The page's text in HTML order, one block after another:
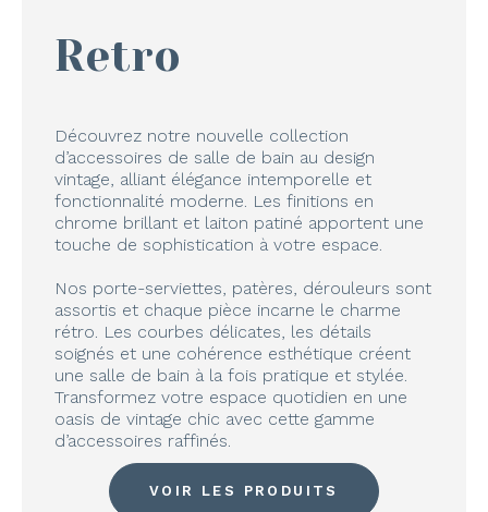
Retro
Découvrez notre nouvelle collection
d’accessoires de salle de bain au design
vintage, alliant élégance intemporelle et
fonctionnalité moderne. Les finitions en
chrome brillant et laiton patiné apportent une
touche de sophistication à votre espace.
Nos porte-serviettes, patères, dérouleurs sont
assortis et chaque pièce incarne le charme
rétro. Les courbes délicates, les détails
soignés et une cohérence esthétique créent
une salle de bain à la fois pratique et stylée.
Transformez votre espace quotidien en une
oasis de vintage chic avec cette gamme
d’accessoires raffinés.
VOIR LES PRODUITS